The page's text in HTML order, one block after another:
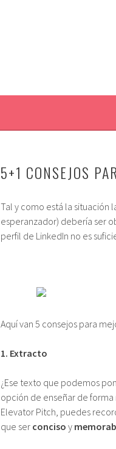
5+1 CONSEJOS
Tal y como está la situación
esperanzador) debería ser
perfil de LinkedIn no es
Aquí van 5 consejos para
1. Extracto
¿Ese texto que podemos
opción de enseñar de forma
Elevator Pitch, puedes
que ser conciso y